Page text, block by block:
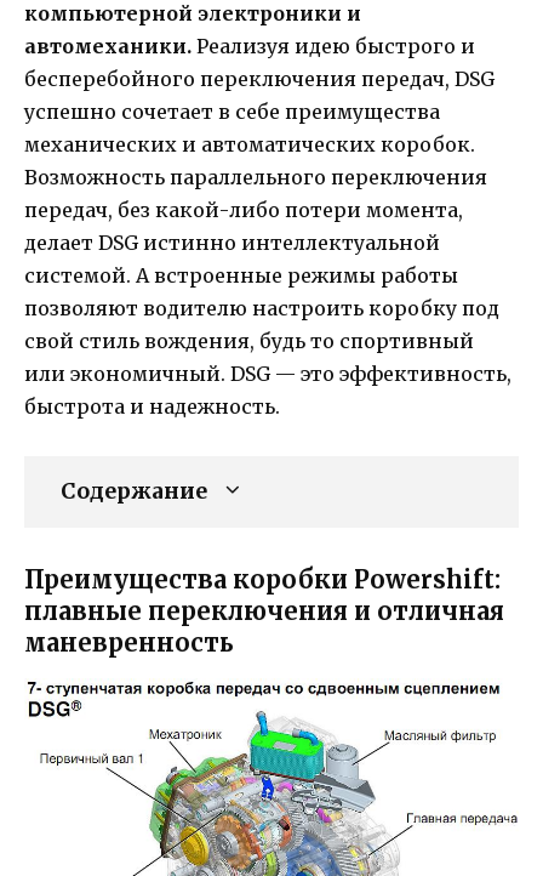
компьютерной электроники и
автомеханики. Реализуя идею быстрого и
бесперебойного переключения передач, DSG
успешно сочетает в себе преимущества
механических и автоматических коробок.
Возможность параллельного переключения
передач, без какой-либо потери момента,
делает DSG истинно интеллектуальной
системой. А встроенные режимы работы
позволяют водителю настроить коробку под
свой стиль вождения, будь то спортивный
или экономичный. DSG — это эффективность,
быстрота и надежность.
Содержание
Преимущества коробки Powershift:
плавные переключения и отличная
маневренность